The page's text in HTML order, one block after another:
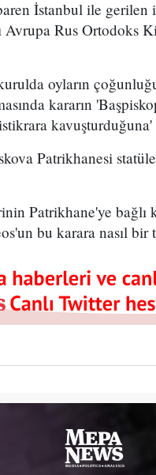
İstanbul ile gerilen
Rus Ortodoks
oyların
kararın
Patrikhanesi
Patrikhane'ye bağlı
bu karara nasıl